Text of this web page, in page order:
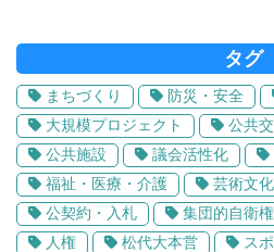
タグ
まちづくり 防災・安全
大規模プロジェクト
公共
公共施設
議会活性化
福祉・医療・介護
芸術文化
公契約・入札
集団的自衛権
人権
松代大本営 ス